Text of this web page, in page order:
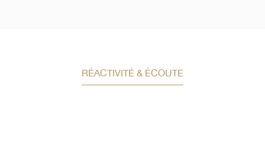
RÉACTIVITÉ & ÉCOUTE